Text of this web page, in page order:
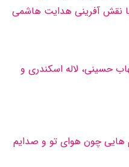
با نقش آفرینی هدایت هاشمی
حسینی، لاله اسكندری و
هایی چون هوای تو و صدایم